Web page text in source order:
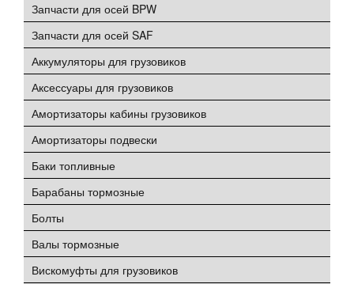
Запчасти для осей BPW
Запчасти для осей SAF
Аккумуляторы для грузовиков
Аксессуары для грузовиков
Амортизаторы кабины грузовиков
Амортизаторы подвески
Баки топливные
Барабаны тормозные
Болты
Валы тормозные
Вискомуфты для грузовиков